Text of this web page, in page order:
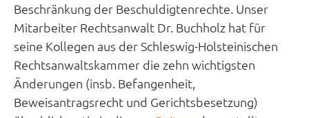
Beschränkung der Beschuldigtenrechte. Unser
Mitarbeiter Rechtsanwalt Dr. Buchholz hat für
seine Kollegen aus der Schleswig-Holsteinischen
Rechtsanwaltskammer die zehn wichtigsten
Änderungen (insb. Befangenheit,
Beweisantragsrecht und Gerichtsbesetzung)